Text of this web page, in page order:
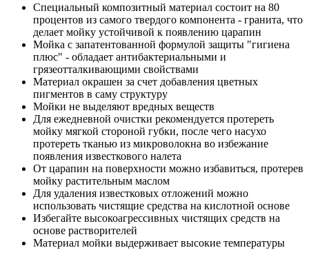
Специальный композитный материал состоит на 80
процентов из самого твердого компонента - гранита, что
делает мойку устойчивой к появлению царапин
Мойка с запатентованной формулой защиты "гигиена
плюс" - обладает антибактериальными и
грязеотталкивающими свойствами
Материал окрашен за счет добавления цветных
пигментов в саму структуру
Мойки не выделяют вредных веществ
Для ежедневной очистки рекомендуется протереть
мойку мягкой стороной губки, после чего насухо
протереть тканью из микроволокна во избежание
появления известкового налета
От царапин на поверхности можно избавиться, протерев
мойку растительным маслом
Для удаления известковых отложений можно
использовать чистящие средства на кислотной основе
Избегайте высокоагрессивных чистящих средств на
основе растворителей
Материал мойки выдерживает высокие температуры